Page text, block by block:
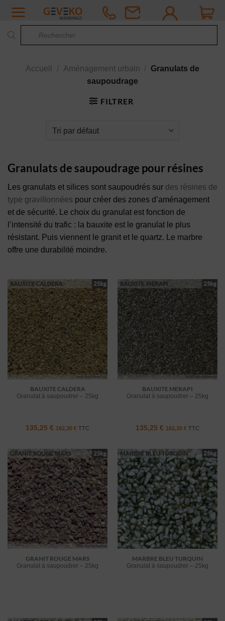
Passer
contenu
Accueil Aménagement urbain
Granulats de
saupoudrage
FILTRER
Granulats de saupoudrage pour résines
Les granulats et silices sont saupoudrés sur des résines de
type gravillonnées pour créer des zones d’aménagement
et de sécurité. Le choix du granulat est fonction de
l’intensité du trafic : la bauxite est le granulat le plus
résistant. Puis viennent le granit et le quartz. Le marbre
offre une durabilité moindre.
BAUXITE CALDERA
Granulat à saupoudrer – 25kg
135,25 € 162,30 € TTC
BAUXITE MERAPI
Granulat à saupoudrer – 25kg
135,25 € 162,30 € TTC
GRANIT ROUGE MARS
Granulat à saupoudrer – 25kg
MARBRE BLEU TURQUIN
Granulat à saupoudrer – 25kg